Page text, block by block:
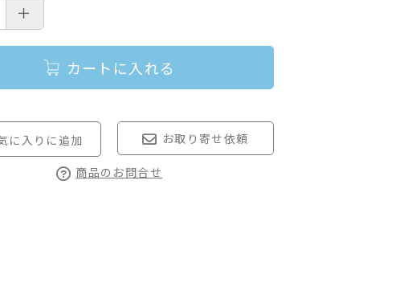
＋
カートに入れる
お取り寄せ依頼
商品のお問合せ